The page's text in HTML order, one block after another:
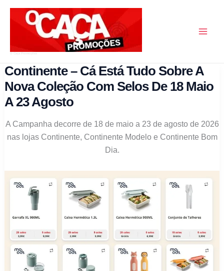
Continente – Cá Está Tudo Sobre A
Nova Coleção Com Selos De 18 Maio
A 23 Agosto
A Campanha decorre de 18 de maio a 23 de agosto de 2026
nas lojas Continente, Continente Modelo e Continente Bom
Dia.